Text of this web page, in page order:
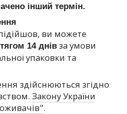
інший термін.
ви можете
14 днів за умови
упаковки та
здійснюються згідно
Закону України
.